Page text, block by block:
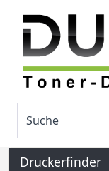
Druckerfinder